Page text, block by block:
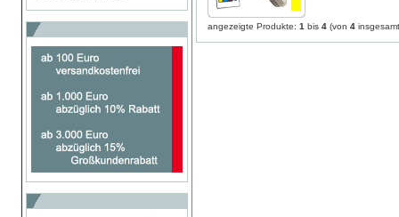
angezeigte Produkte: 1 bis 4 (von 4